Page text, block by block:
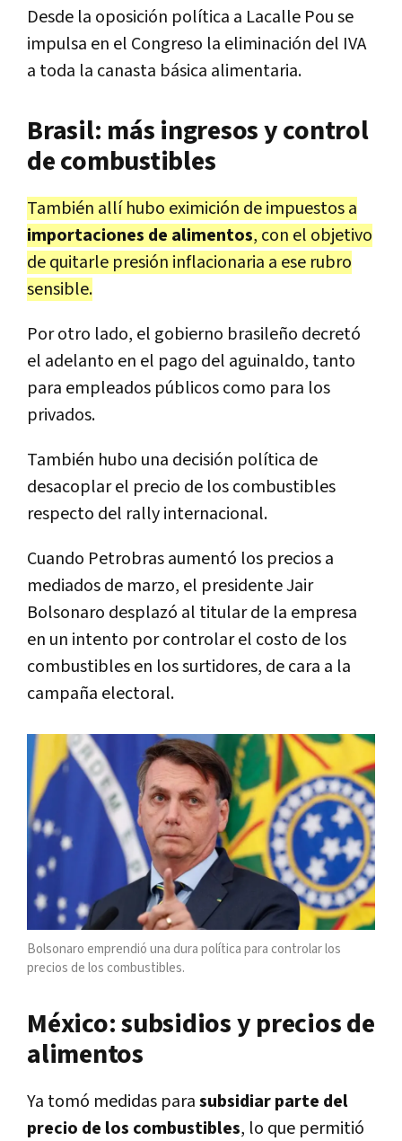
Desde la oposición política a Lacalle Pou se
impulsa en el Congreso la eliminación del IVA
a toda la canasta básica alimentaria.
Brasil: más ingresos y control
de combustibles
También allí hubo eximición de impuestos a
importaciones de alimentos, con el objetivo
de quitarle presión inflacionaria a ese rubro
sensible.
Por otro lado, el gobierno brasileño decretó
el adelanto en el pago del aguinaldo, tanto
para empleados públicos como para los
privados.
También hubo una decisión política de
desacoplar el precio de los combustibles
respecto del rally internacional.
Cuando Petrobras aumentó los precios a
mediados de marzo, el presidente Jair
Bolsonaro desplazó al titular de la empresa
en un intento por controlar el costo de los
combustibles en los surtidores, de cara a la
campaña electoral.
Bolsonaro emprendió una dura política para controlar los
precios de los combustibles.
México: subsidios y precios de
alimentos
Ya tomó medidas parasubsidiar parte del
precio de los combustibles, lo que permitió